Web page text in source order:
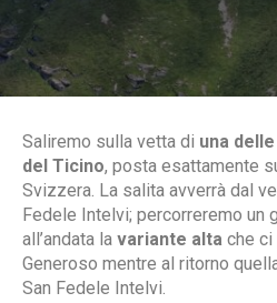
Saliremo sulla vetta di una
del Ticino, posta esattamente
Svizzera. La salita avverrà dal
Fedele Intelvi; percorreremo un
all’andata la variante alta che
Generoso mentre al ritorno
San Fedele Intelvi.